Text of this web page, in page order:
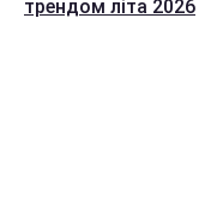
трендом літа 2026